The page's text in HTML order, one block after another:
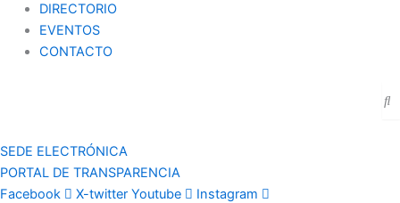
DIRECTORIO
EVENTOS
CONTACTO
SEDE ELECTRÓNICA
PORTAL DE TRANSPARENCIA
Facebook
X-twitter Youtube Instagram